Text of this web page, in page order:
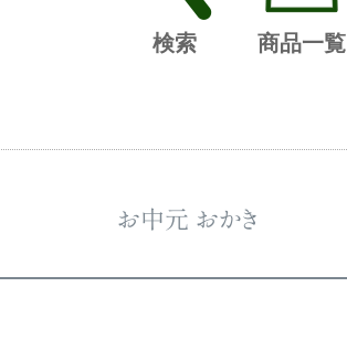
検索 商品一覧
お中元 おかき